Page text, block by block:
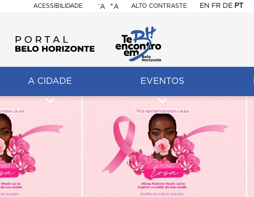
ACESSIBILIDADE
BELO
HORIZONTE
-A +A ALTO CONTRASTE EN FR DE PT
A CIDADE EVENTOS